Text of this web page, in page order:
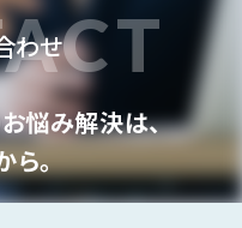
わせ
お悩み解決は、
ら。